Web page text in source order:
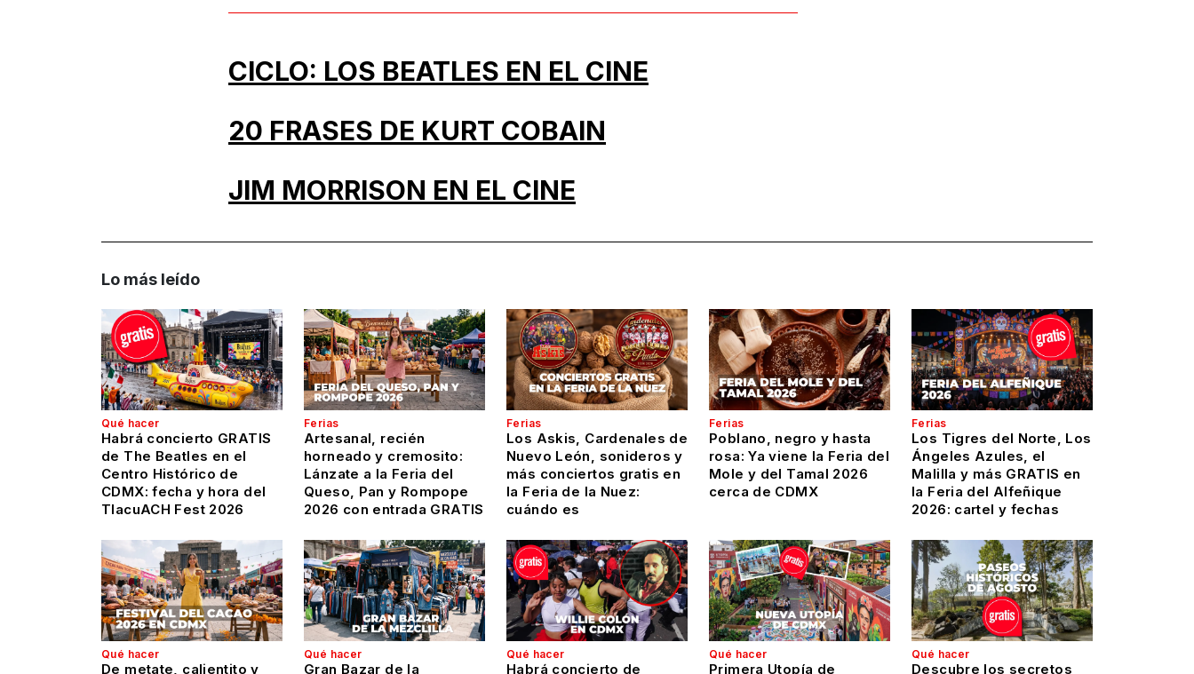
CICLO: LOS BEATLES EN EL CINE
20 FRASES DE KURT COBAIN
JIM MORRISON EN EL CINE
Lo más leído
Qué hacer
Habrá concierto GRATIS
de The Beatles en el
Centro Histórico de
CDMX: fecha y hora del
TlacuACH Fest 2026
Ferias
Artesanal, recién
horneado y cremosito:
Lánzate a la Feria del
Queso, Pan y Rompope
2026 con entrada GRATIS
Ferias
Los Askis, Cardenales de
Nuevo León, sonideros y
más conciertos gratis en
la Feria de la Nuez:
cuándo es
Ferias
Poblano, negro y hasta
rosa: Ya viene la Feria del
Mole y del Tamal 2026
cerca de CDMX
Ferias
Los Tigres del Norte, Los
Ángeles Azules, el
Malilla y más GRATIS en
la Feria del Alfeñique
2026: cartel y fechas
Qué hacer
De metate, calientito y
Qué hacer
Gran Bazar de la
Qué hacer
Habrá concierto de
Qué hacer
Primera Utopía de
Qué hacer
Descubre los secretos